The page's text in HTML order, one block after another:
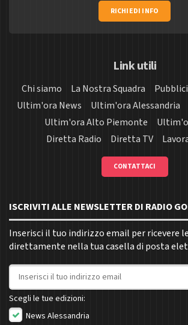
RICHIEDI INFO
Link utili
Chi siamo La Nostra Squadra
Ultim'ora News
Ultim'ora Alessandria
Ultim'ora Alto Piemonte
Diretta Radio
Diretta TV
CONTATTACI
ISCRIVITI ALLE NEWSLETTER DI RADIO
Inserisci il tuo indirizzo email per ricevere le
direttamente nella tua casella di posta
Indirizzo email
Scegli le tue edizioni:
News Alessandria